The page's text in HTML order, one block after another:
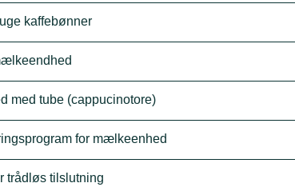
kaffebønner
med tube (cappucinotore)
for mælkeenhed
trådløs tilslutning